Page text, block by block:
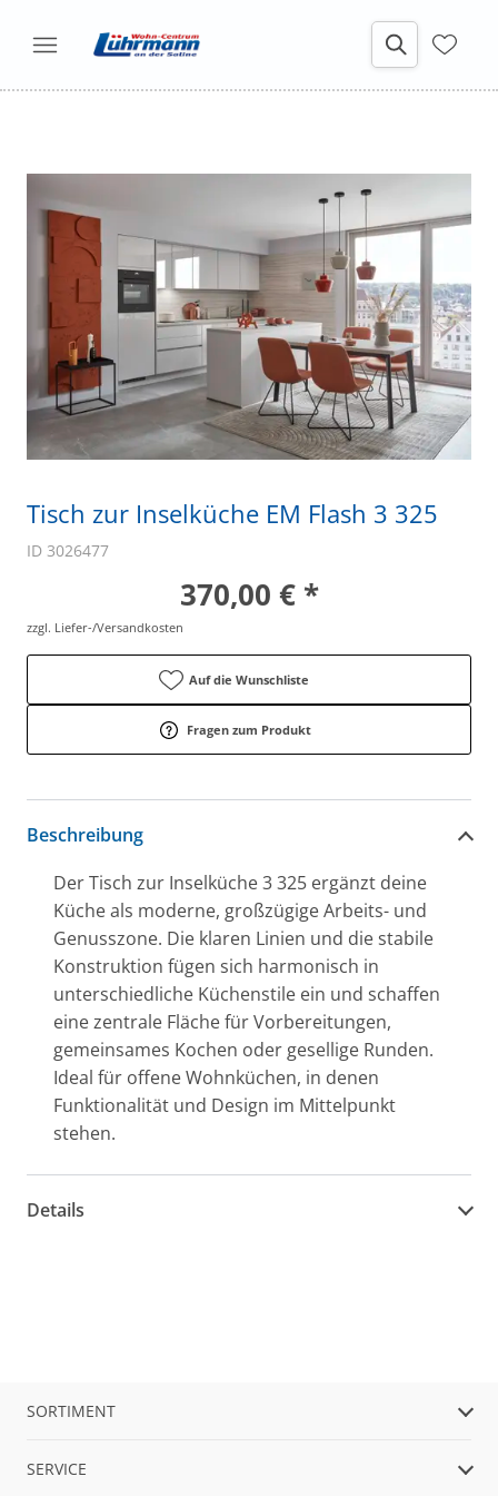
Tisch zur Inselküche EM Flash 3 325
ID 3026477
370,00 € *
zzgl. Liefer-/Versandkosten
Auf die Wunschliste
Fragen zum Produkt
Beschreibung
Der Tisch zur Inselküche 3 325 ergänzt deine
Küche als moderne, großzügige Arbeits- und
Genusszone. Die klaren Linien und die stabile
Konstruktion fügen sich harmonisch in
unterschiedliche Küchenstile ein und schaffen
eine zentrale Fläche für Vorbereitungen,
gemeinsames Kochen oder gesellige Runden.
Ideal für offene Wohnküchen, in denen
Funktionalität und Design im Mittelpunkt
stehen.
Details
SORTIMENT
SERVICE